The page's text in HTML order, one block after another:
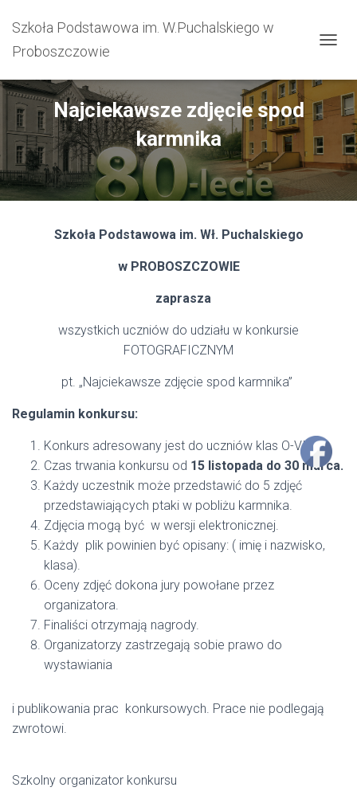
Szkoła Podstawowa im. W.Puchalskiego w
Proboszczowie
Najciekawsze zdjęcie spod
karmnika
Szkoła Podstawowa im. Wł. Puchalskiego
w PROBOSZCZOWIE
zaprasza
wszystkich uczniów do udziału w konkursie
FOTOGRAFICZNYM
pt. „Najciekawsze zdjęcie spod karmnika”
Regulamin konkursu:
Konkurs adresowany jest do uczniów klas O-VI
Czas trwania konkursu od 15 listopada do 30 marca.
Każdy uczestnik może przedstawić do 5 zdjęć
przedstawiających ptaki w pobliżu karmnika.
Zdjęcia mogą być w wersji elektronicznej.
Każdy plik powinien być opisany: ( imię i nazwisko,
klasa).
Oceny zdjęć dokona jury powołane przez
organizatora.
Finaliści otrzymają nagrody.
Organizatorzy zastrzegają sobie prawo do
wystawiania
i publikowania prac konkursowych. Prace nie podlegają
zwrotowi.
Szkolny organizator konkursu